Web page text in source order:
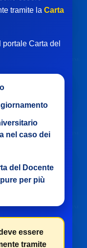
tramite la Carta
Carta del
nel caso dei
del Docente
per più
essere
tramite